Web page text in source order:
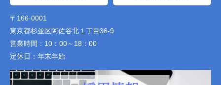
〒166-0001
東京都杉並区阿佐谷北１丁目36-9
営業時間： 10：00～18：00
定休日： 年末年始